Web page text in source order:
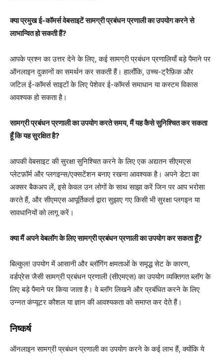
क्या प्रमुख ई-कॉमर्स वेबसाइटें सामग्री प्रबंधन प्रणाली का उपयोग करने से
लाभान्वित हो सकती हैं?
आपके प्रश्न का उत्तर देने के लिए, कई सामग्री प्रबंधन प्रणालियाँ बड़े पैमाने पर
ऑनलाइन दुकानों का समर्थन कर सकती हैं। हालाँकि, उच्च-ट्रैफ़िक और
जटिल ई-कॉमर्स साइटों के लिए पेशेवर ई-कॉमर्स समाधान या कस्टम विकास
आवश्यक हो सकता है।
सामग्री प्रबंधन प्रणाली का उपयोग करते समय, मैं यह कैसे सुनिश्चित कर सकता
हूँ कि यह सुरक्षित है?
आपकी वेबसाइट की सुरक्षा सुनिश्चित करने के लिए एक अद्यतन सीएमएस
प्लेटफ़ॉर्म और प्लगइन्स/एक्सटेंशन बनाए रखना आवश्यक है। अपने डेटा का
अक्सर बैकअप लें, इसे केवल उन लोगों के साथ साझा करें जिन पर आप भरोसा
करते हैं, और सीएमएस आपूर्तिकर्ता द्वारा सुझाए गए किसी भी सुरक्षा प्लगइन या
सावधानियों को लागू करें।
क्या मैं अपने वेबलॉग के लिए सामग्री प्रबंधन प्रणाली का उपयोग कर सकता हूँ?
बिल्कुल! उपयोग में आसानी और ब्लॉगिंग क्षमताओं के समृद्ध सेट के कारण,
वर्डप्रेस जैसी सामग्री प्रबंधन प्रणाली (सीएमएस) का उपयोग व्यक्तिगत ब्लॉग के
लिए बड़े पैमाने पर किया जाता है। वे ब्लॉग लिखने और प्रबंधित करने के लिए
उन्नत कंप्यूटर कौशल या ज्ञान की आवश्यकता को समाप्त कर देते हैं।
निष्कर्ष
ऑनलाइन सामग्री प्रबंधन प्रणाली का उपयोग करने के कई लाभ हैं, क्योंकि ये